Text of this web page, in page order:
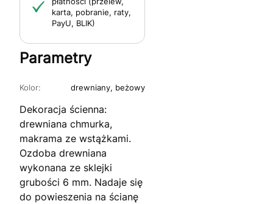
karta, pobranie, raty,
PayU, BLIK)
Parametry
Kolor: drewniany, beżowy
Dekoracja ścienna:
drewniana chmurka,
makrama ze wstążkami.
Ozdoba drewniana
wykonana ze sklejki
grubości 6 mm. Nadaje się
do powieszenia na ścianę